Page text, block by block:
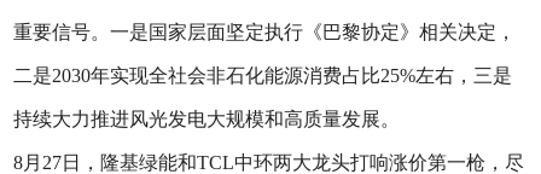
重要信号。一是国家层面坚定执行《巴黎协定》相关决定，
二是2030年实现全社会非石化能源消费占比25%左右，三是
持续大力推进风光发电大规模和高质量发展。
8月27日，隆基绿能和TCL中环两大龙头打响涨价第一枪，尽